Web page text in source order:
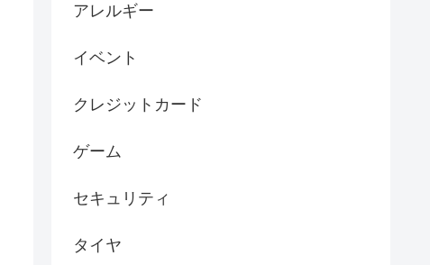
アレルギー
イベント
クレジットカード
ゲーム
セキュリティ
タイヤ